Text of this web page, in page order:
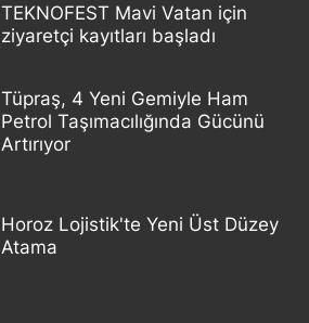
TEKNOFEST Mavi Vatan için
ziyaretçi kayıtları başladı
Tüpraş, 4 Yeni Gemiyle Ham
Petrol Taşımacılığında Gücünü
Artırıyor
Horoz Lojistik'te Yeni Üst Düzey
Atama